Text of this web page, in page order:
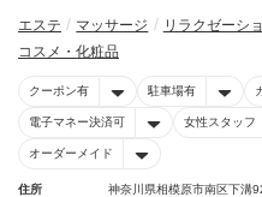
エステ マッサージ リラクゼーシ
コスメ・化粧品
クーポン有 駐車場有
電子マネー決済可 女性スタッフ
オーダーメイド
住所
神奈川県相模原市南区下溝